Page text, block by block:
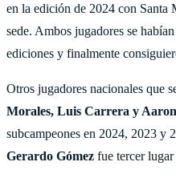
en la edición de 2024 con Santa
sede. Ambos jugadores se
ediciones y finalmente
Otros jugadores nacionales que
Morales, Luis Carrera y
subcampeones en 2024, 2023 y
Gerardo Gómez fue tercer